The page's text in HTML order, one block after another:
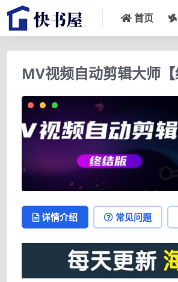
首页
MV视频自动剪辑大师
详情介绍 常见问题